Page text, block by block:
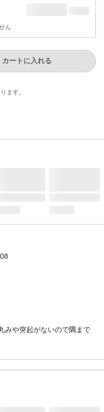
ん
カートに入れる
ます。
みや突起がないので隅まで